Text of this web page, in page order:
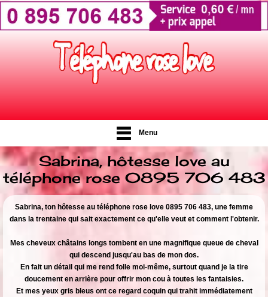
Menu
Sabrina, hôtesse love au
téléphone rose 0895 706 483
Sabrina, ton hôtesse au téléphone rose love 0895 706 483, une femme
dans la trentaine qui sait exactement ce qu'elle veut et comment l'obtenir.
Mes cheveux châtains longs tombent en une magnifique queue de cheval
qui descend jusqu'au bas de mon dos.
En fait un détail qui me rend folle moi-même, surtout quand je la tire
doucement en arrière pour offrir mon cou à toutes les fantaisies.
Et mes yeux gris bleus ont ce regard coquin qui trahit immédiatement